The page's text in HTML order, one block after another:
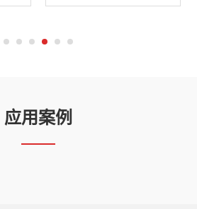
应用案例